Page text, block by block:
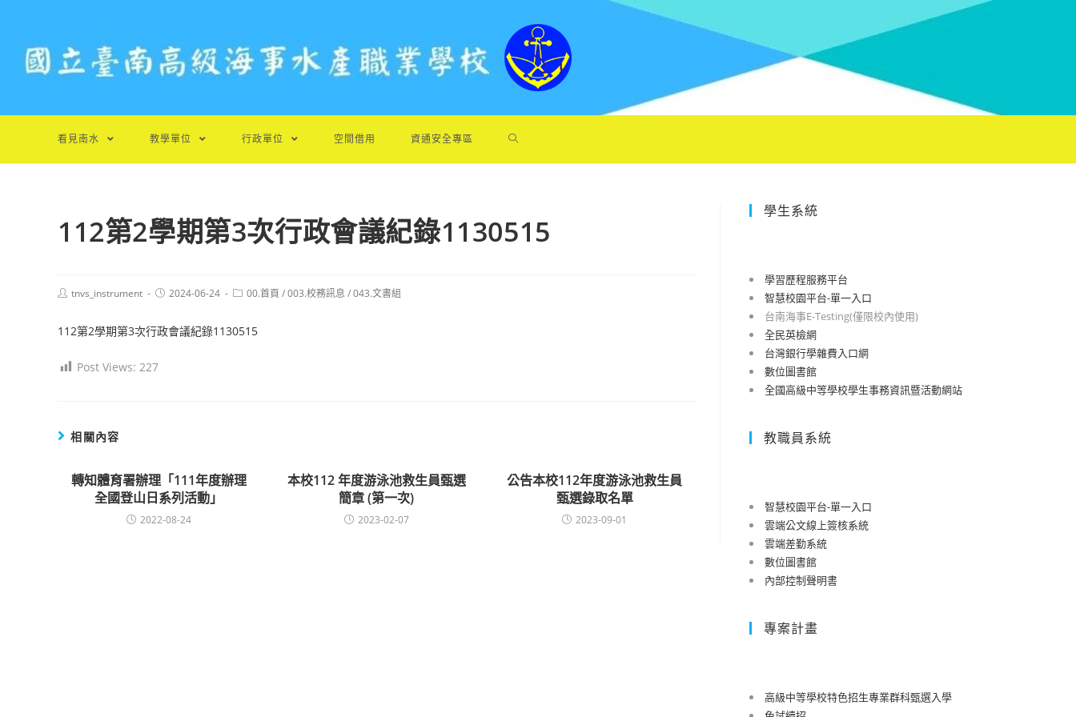
看見南水 教學單位 行政單位 空間借用 資通安全專區
112第2學期第3次行政會議紀錄1130515
Posttnvs_instrument
Post2024-06-24
Post00.首頁 /003.校務訊息 /043.文書組
112第2學期第3次行政會議紀錄1130515
Post Views: 227
相關內容
轉知體育署辦理「111年度辦理
全國登山日系列活動」
2022-08-24
本校112 年度游泳池救生員甄選
簡章 (第一次)
2023-02-07
公告本校112年度游泳池救生員
甄選錄取名單
2023-09-01
學生系統
學習歷程服務平台
智慧校園平台-單一入口
台南海事E-Testing(僅限校內使用)
全民英檢網
台灣銀行學雜費入口網
數位圖書館
全國高級中等學校學生事務資訊暨活動網站
教職員系統
智慧校園平台-單一入口
雲端公文線上簽核系統
雲端差勤系統
數位圖書館
內部控制聲明書
專案計畫
高級中等學校特色招生專業群科甄選入學